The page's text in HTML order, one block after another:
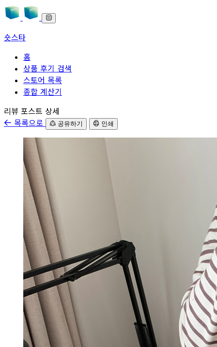
숏스타
홈
상품 후기 검색
스토어 목록
종합 계산기
본문으로 바로가기
리뷰 포스트 상세
목록으로
공유하기 인쇄